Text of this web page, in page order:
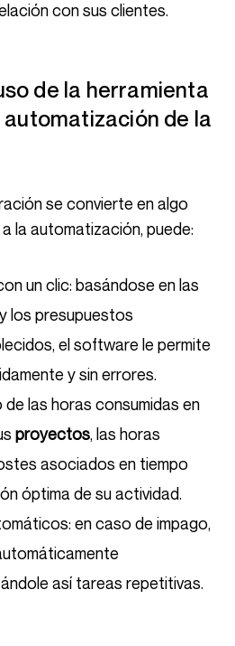
con sus clientes.
automatización de la
la automatización, puede:
un clic: basándose en las
y los presupuestos
el software le permite
y sin errores.
las horas consumidas en
proyectos, las horas
asociados en tiempo
óptima de su actividad.
en caso de impago,
así tareas repetitivas.